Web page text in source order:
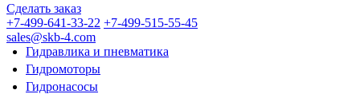
Сделать заказ
+7-499-641-33-22 +7-499-515-55-45
sales@skb-4.com
Гидравлика и пневматика
Гидромоторы
Гидронасосы